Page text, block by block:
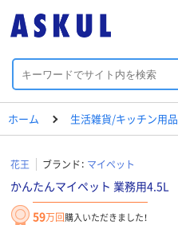
ホーム 生活雑貨/キッチン用品
花王 ブランド： マイペット
かんたんマイペット 業務用4.5L
59万回購入いただきました！